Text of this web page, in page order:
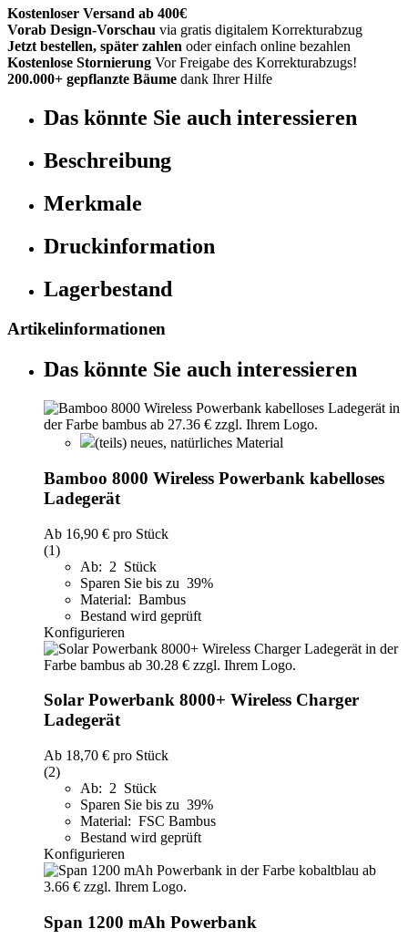
Kostenloser Versand ab 400€
Vorab Design-Vorschau via gratis digitalem Korrekturabzug
Jetzt bestellen, später zahlen oder einfach online bezahlen
Kostenlose Stornierung Vor Freigabe des Korrekturabzugs!
200.000+ gepflanzte Bäume dank Ihrer Hilfe
Das könnte Sie auch interessieren
Beschreibung
Merkmale
Druckinformation
Lagerbestand
Artikelinformationen
Das könnte Sie auch interessieren
(teils) neues, natürliches Material
Bamboo 8000 Wireless Powerbank kabelloses
Ladegerät
Ab 16,90 € pro Stück
(1)
Ab: 2 Stück
Sparen Sie bis zu 39%
Material: Bambus
Bestand wird geprüft
Konfigurieren
Solar Powerbank 8000+ Wireless Charger
Ladegerät
Ab 18,70 € pro Stück
(2)
Ab: 2 Stück
Sparen Sie bis zu 39%
Material: FSC Bambus
Bestand wird geprüft
Konfigurieren
Span 1200 mAh Powerbank